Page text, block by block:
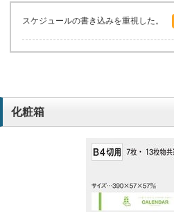
スケジュールの書き込みを重視した。
化粧箱